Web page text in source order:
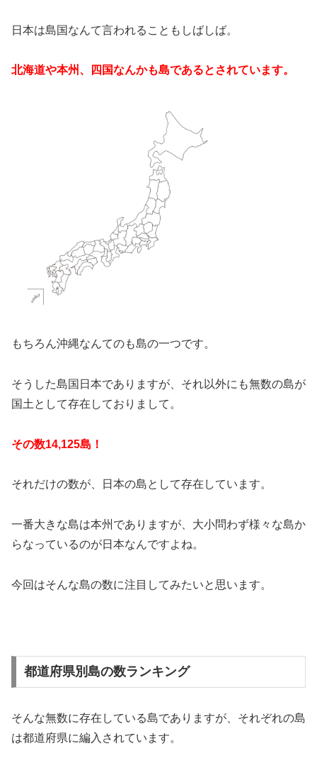
日本は島国なんて言われることもしばしば。
北海道や本州、四国なんかも島であるとされています。
もちろん沖縄なんてのも島の一つです。
そうした島国日本でありますが、それ以外にも無数の島が
国土として存在しておりまして。
その数14,125島！
それだけの数が、日本の島として存在しています。
一番大きな島は本州でありますが、大小問わず様々な島か
らなっているのが日本なんですよね。
今回はそんな島の数に注目してみたいと思います。
都道府県別島の数ランキング
そんな無数に存在している島でありますが、それぞれの島
は都道府県に編入されています。